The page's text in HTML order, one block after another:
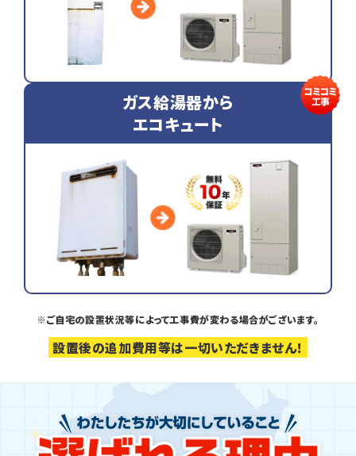
ガス給湯器から
エコキュート
※ご自宅の設置状況等によって工事費が変わる場合がございます。
設置後の追加費用等は一切いただきません！